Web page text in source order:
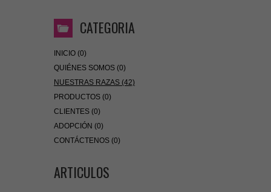
CATEGORIA
INICIO (0)
QUIÉNES SOMOS (0)
NUESTRAS RAZAS (42)
PRODUCTOS (0)
CLIENTES (0)
ADOPCIÓN (0)
CONTÁCTENOS (0)
ARTICULOS